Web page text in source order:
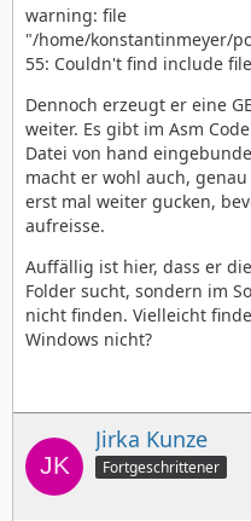
warning: file
"/home/konstantinmeyer/
55: Couldn't find include
Dennoch erzeugt er eine
weiter. Es gibt im Asm
Datei von hand
macht er wohl auch,
erst mal weiter gucken,
aufreisse.
Auffällig ist hier, dass er
Folder sucht, sondern im
nicht finden. Vielleicht
Windows nicht?
Jirka Kunze
Fortgeschrittener